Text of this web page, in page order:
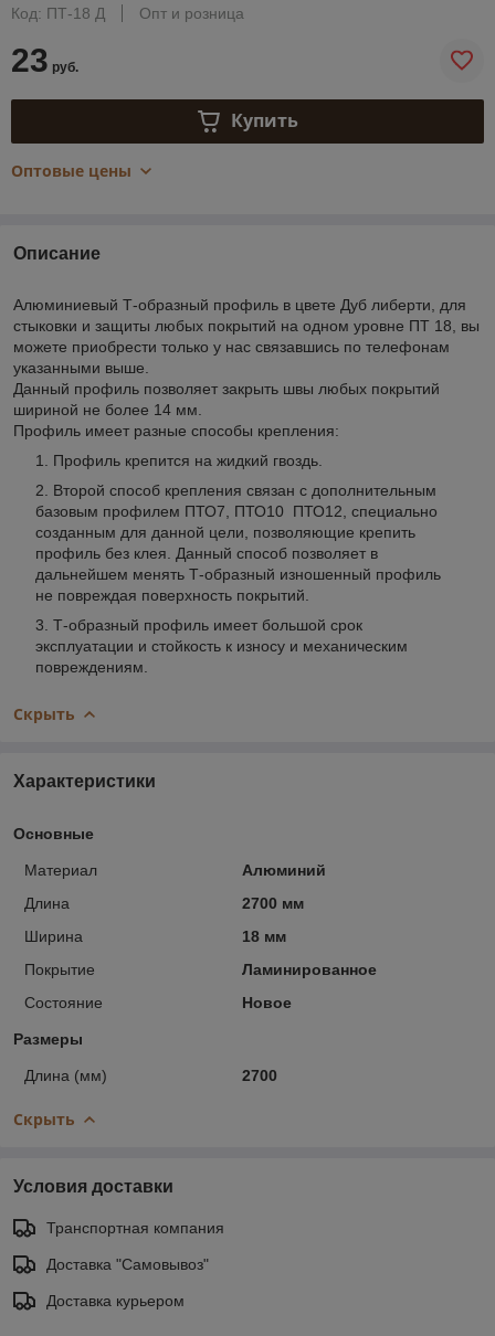
Код: ПТ-18 Д
Опт и розница
23 руб.
Купить
Оптовые цены
Описание
Алюминиевый Т-образный профиль в цвете Дуб либерти, для
стыковки и защиты любых покрытий на одном уровне ПТ 18, вы
можете приобрести только у нас связавшись по телефонам
указанными выше.
Данный профиль позволяет закрыть швы любых покрытий
шириной не более 14 мм.
Профиль имеет разные способы крепления:
Профиль крепится на жидкий гвоздь.
Второй способ крепления связан с дополнительным
базовым профилем ПТО7, ПТО10 ПТО12, специально
созданным для данной цели, позволяющие крепить
профиль без клея. Данный способ позволяет в
дальнейшем менять Т-образный изношенный профиль
не повреждая поверхность покрытий.
Т-образный профиль имеет большой срок
эксплуатации и стойкость к износу и механическим
повреждениям.
Скрыть
Характеристики
Основные
Материал
Алюминий
Длина
2700 мм
Ширина
18 мм
Покрытие
Ламинированное
Состояние
Новое
Размеры
Длина (мм) 2700
Скрыть
Условия доставки
Транспортная компания
Доставка "Самовывоз"
Доставка курьером